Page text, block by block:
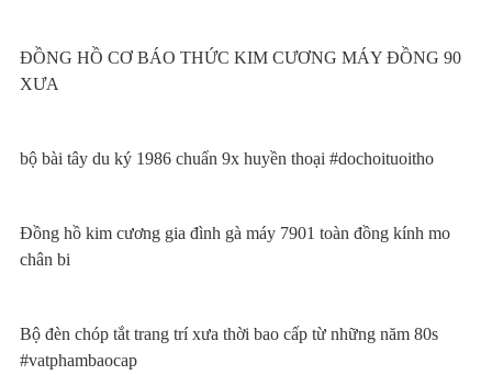
ĐỒNG HỒ CƠ BÁO THỨC KIM CƯƠNG MÁY ĐỒNG 90
XƯA
bộ bài tây du ký 1986 chuẩn 9x huyền thoại #dochoituoitho
Đồng hồ kim cương gia đình gà máy 7901 toàn đồng kính mo
chân bi
Bộ đèn chóp tắt trang trí xưa thời bao cấp từ những năm 80s
#vatphambaocap